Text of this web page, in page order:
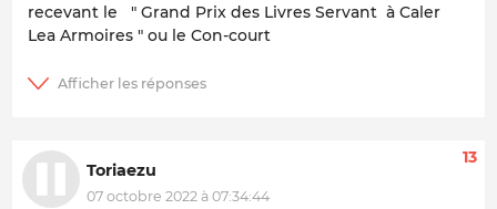
recevant le " Grand Prix des Livres Servant à Caler
Lea Armoires " ou le Con-court
Toriaezu
07 octobre 2022 à 07:34:44
13